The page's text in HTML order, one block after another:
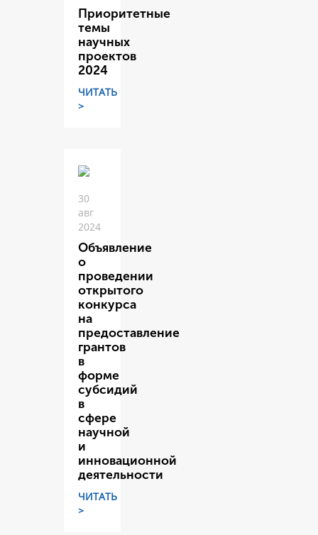
Приоритетные
темы
научных
проектов
2024
ЧИТАТЬ
>
30
авг
2024
Объявление
о
проведении
открытого
конкурса
на
предоставление
грантов
в
форме
субсидий
в
сфере
научной
и
инновационной
деятельности
ЧИТАТЬ
>